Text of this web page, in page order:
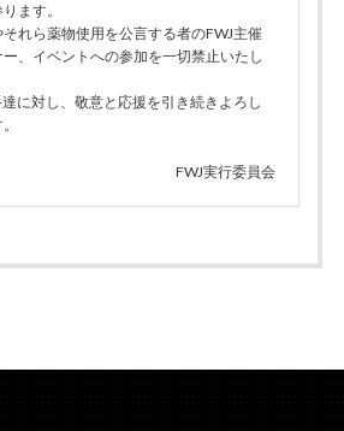
ます。
れら薬物使用を公言する者のFWJ主催
、イベントへの参加を一切禁止いたし
に対し、敬意と応援を引き続きよろし
FWJ実行委員会